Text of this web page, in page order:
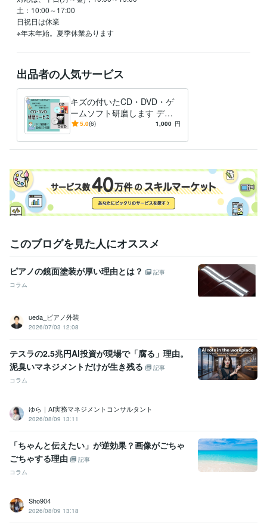
土：10:00～17:00
日祝日は休業
※年末年始。夏季休業あります
出品者の人気サービス
キズの付いたCD・DVD・ゲ
ームソフト研磨します ディ
スクが読み込めない、エラー
に！
5.0(6) 1,000 円
このブログを見た人にオススメ
ピアノの鏡面塗装が厚い理由とは？
記事
コラム
ueda_ピアノ外装
2026/07/03 12:08
テスラの2.5兆円AI投資が現場で「腐る」理由。
泥臭いマネジメントだけが生き残る
記事
コラム
ゆら｜AI実務マネジメントコンサルタント
2026/08/09 13:11
「ちゃんと伝えたい」が逆効果？画像がごちゃ
ごちゃする理由
記事
コラム
Sho904
2026/08/09 13:18